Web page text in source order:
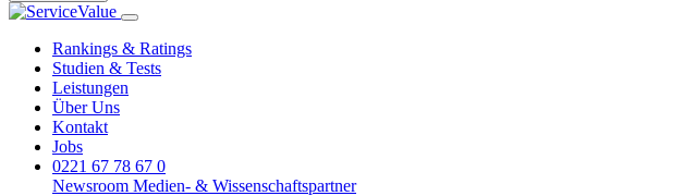
Rankings & Ratings
Studien & Tests
Leistungen
Über Uns
Kontakt
Jobs
0221 67 78 67 0
Newsroom Medien- & Wissenschaftspartner